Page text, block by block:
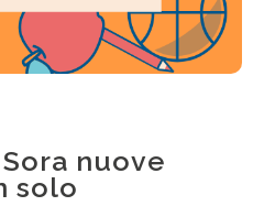
nuove
solo